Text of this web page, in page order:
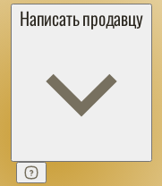
Написать продавцу